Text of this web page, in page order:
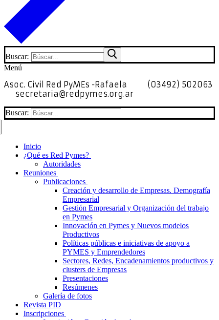
Buscar:
Menú
Asoc. Civil Red PyMEs -Rafaela
(03492) 502063
secretaria@redpymes.org.ar
Buscar:
Inicio
¿Qué es Red Pymes?
Autoridades
Reuniones
Publicaciones
Creación y desarrollo de Empresas. Demografía
Empresarial
Gestión Empresarial y Organización del trabajo
en Pymes
Innovación en Pymes y Nuevos modelos
Productivos
Políticas públicas e iniciativas de apoyo a
PYMES y Emprendedores
Sectores, Redes, Encadenamientos productivos y
clusters de Empresas
Presentaciones
Resúmenes
Galería de fotos
Revista PID
Inscripciones